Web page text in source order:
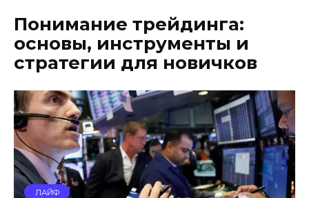
Понимание трейдинга:
основы, инструменты и
стратегии для новичков
ЛАЙФ